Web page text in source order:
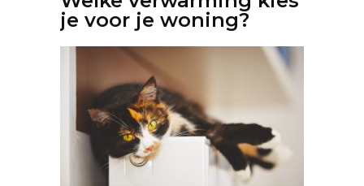
je voor je woning?